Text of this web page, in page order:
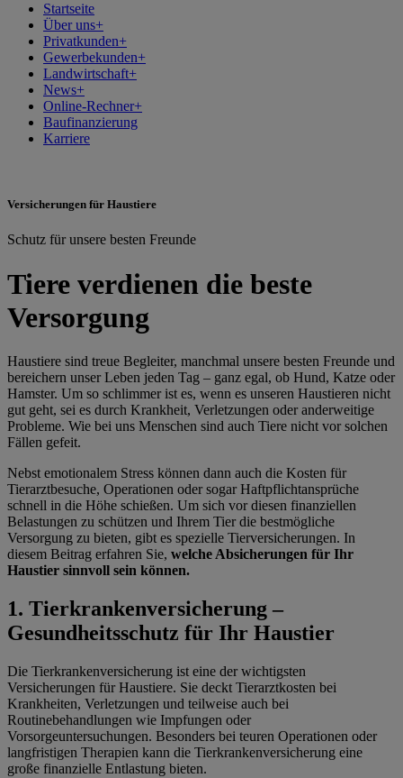
Startseite
Über uns+
Privatkunden+
Gewerbekunden+
Landwirtschaft+
News+
Online-Rechner+
Baufinanzierung
Karriere
Versicherungen für Haustiere
Schutz für unsere besten Freunde
Tiere verdienen die beste
Versorgung
Haustiere sind treue Begleiter, manchmal unsere besten Freunde und
bereichern unser Leben jeden Tag – ganz egal, ob Hund, Katze oder
Hamster. Um so schlimmer ist es, wenn es unseren Haustieren nicht
gut geht, sei es durch Krankheit, Verletzungen oder anderweitige
Probleme. Wie bei uns Menschen sind auch Tiere nicht vor solchen
Fällen gefeit.
Nebst emotionalem Stress können dann auch die Kosten für
Tierarztbesuche, Operationen oder sogar Haftpflichtansprüche
schnell in die Höhe schießen. Um sich vor diesen finanziellen
Belastungen zu schützen und Ihrem Tier die bestmögliche
Versorgung zu bieten, gibt es spezielle Tierversicherungen. In
diesem Beitrag erfahren Sie, welche Absicherungen für Ihr
Haustier sinnvoll sein können.
1. Tierkrankenversicherung –
Gesundheitsschutz für Ihr Haustier
Die Tierkrankenversicherung ist eine der wichtigsten
Versicherungen für Haustiere. Sie deckt Tierarztkosten bei
Krankheiten, Verletzungen und teilweise auch bei
Routinebehandlungen wie Impfungen oder
Vorsorgeuntersuchungen. Besonders bei teuren Operationen oder
langfristigen Therapien kann die Tierkrankenversicherung eine
große finanzielle Entlastung bieten.